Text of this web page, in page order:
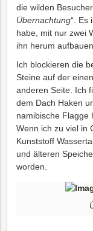
die wilden
Übernachtung“. Es
habe, mit nur zwei
ihn herum aufbauen.
Ich blockieren die
Steine auf der
anderen Seite. Ich
dem Dach Haken
namibische Flagge
Wenn ich zu viel in
Kunststoff
und älteren
worden.